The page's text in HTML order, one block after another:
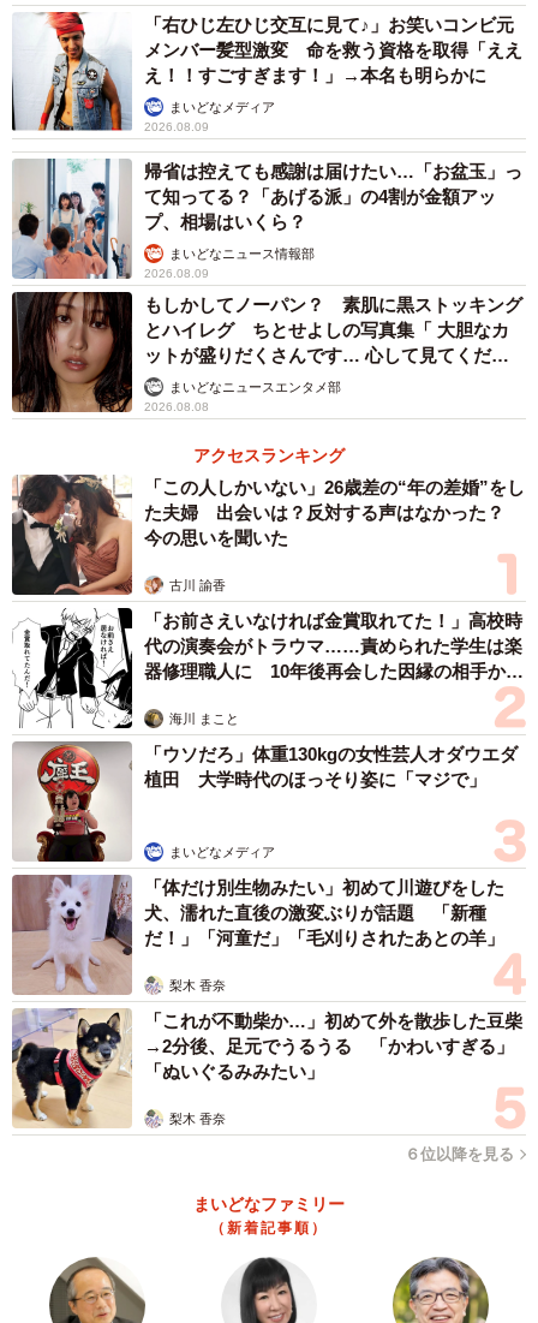
「右ひじ左ひじ交互に見て♪」お笑いコンビ元
メンバー髪型激変 命を救う資格を取得「ええ
え！！すごすぎます！」→本名も明らかに
まいどなメディア
2026.08.09
帰省は控えても感謝は届けたい…「お盆玉」っ
て知ってる？「あげる派」の4割が金額アッ
プ、相場はいくら？
まいどなニュース情報部
2026.08.09
もしかしてノーパン？ 素肌に黒ストッキング
とハイレグ ちとせよしの写真集「 大胆なカ
ットが盛りだくさんです… 心して見てくださ
い」まいどなニュースエンタメ部
2026.08.08
アクセスランキング
「この人しかいない」26歳差の“年の差婚”をし
た夫婦 出会いは？反対する声はなかった？
今の思いを聞いた
古川 諭香
「お前さえいなければ金賞取れてた！」高校時
代の演奏会がトラウマ……責められた学生は楽
器修理職人に 10年後再会した因縁の相手から
海川 まこと
「ウソだろ」体重130kgの女性芸人オダウエダ
植田 大学時代のほっそり姿に「マジで」
まいどなメディア
「体だけ別生物みたい」初めて川遊びをした
犬、濡れた直後の激変ぶりが話題 「新種
だ！」「河童だ」「毛刈りされたあとの羊」
梨木 香奈
「これが不動柴か…」初めて外を散歩した豆柴
→2分後、足元でうるうる 「かわいすぎる」
「ぬいぐるみみたい」
梨木 香奈
６位以降を見る
まいどなファミリー
（新着記事順）